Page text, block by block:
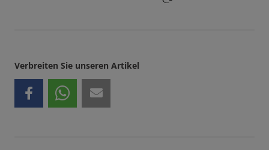
Verbreiten Sie unseren Artikel